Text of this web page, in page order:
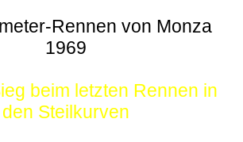
Rennen von Monza
1969
beim letzten Rennen in
den Steilkurven